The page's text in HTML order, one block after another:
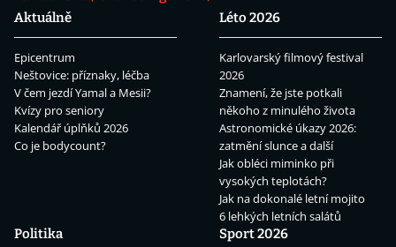
Aktuálně
Epicentrum
Neštovice: příznaky, léčba
V čem jezdí Yamal a Mesii?
Kvízy pro seniory
Kalendář úplňků 2026
Co je bodycount?
Léto 2026
Karlovarský filmový festival
2026
Znamení, že jste potkali
někoho z minulého života
Astronomické úkazy 2026:
zatmění slunce a další
Jak obléci miminko při
vysokých teplotách?
Jak na dokonalé letní mojito
6 lehkých letních salátů
Politika
Sport 2026